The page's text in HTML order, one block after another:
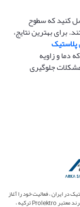
کنید که سطوح
برای بهترین نتایج،
دما و زاویه
جلوگیری
ایران ، فعالیت خود را آغاز
کرده و با تمرکز بر واردات و عرضه محصولات باکیفیت از برند معتبر Prolektro ترکیه ،